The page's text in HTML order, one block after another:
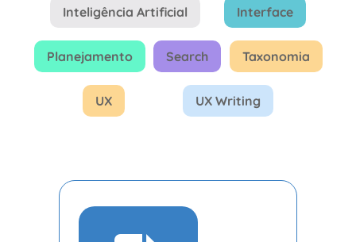
Inteligência Artificial Interface
Planejamento Search Taxonomia
UX UX Writing